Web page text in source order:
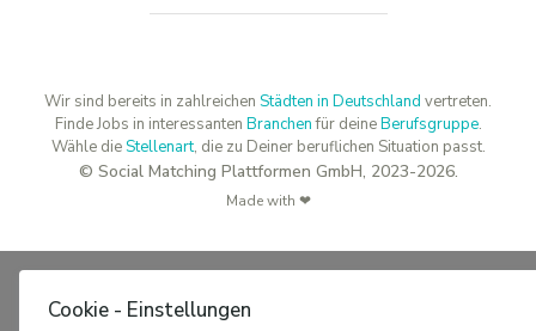
Wir sind bereits in zahlreichen Städten in Deutschland vertreten.
Finde Jobs in interessanten Branchenfür deineBerufsgruppe.
Wähle dieStellenart, die zu Deiner beruflichen Situation passt.
© Social Matching Plattformen GmbH, 2023-2026.
Made with ❤
Cookie - Einstellungen